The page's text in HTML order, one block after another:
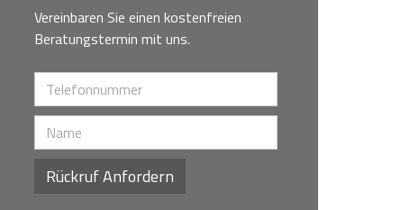
Vereinbaren Sie einen kostenfreien
Beratungstermin mit uns.
Rückruf Anfordern